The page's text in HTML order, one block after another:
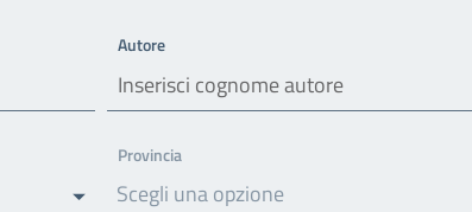
Autore
Provincia
Scegli una opzione